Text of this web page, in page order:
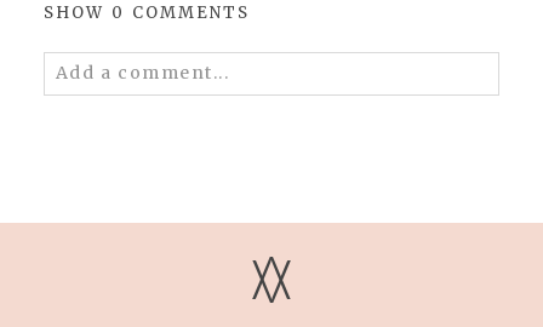
SHOW 0 COMMENTS
Add a comment...
V
V